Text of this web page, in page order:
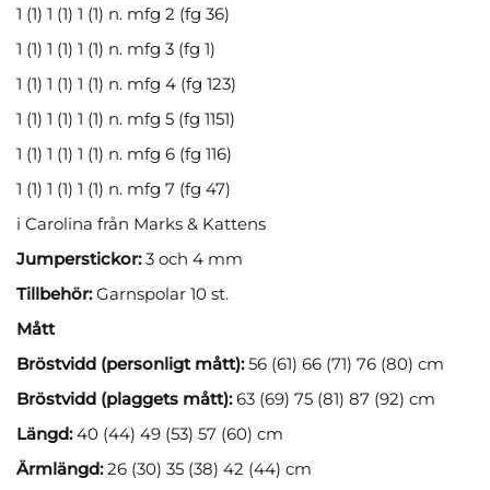
1 (1) 1 (1) 1 (1) n. mfg 2 (fg 36)
1 (1) 1 (1) 1 (1) n. mfg 3 (fg 1)
1 (1) 1 (1) 1 (1) n. mfg 4 (fg 123)
1 (1) 1 (1) 1 (1) n. mfg 5 (fg 1151)
1 (1) 1 (1) 1 (1) n. mfg 6 (fg 116)
1 (1) 1 (1) 1 (1) n. mfg 7 (fg 47)
i Carolina från Marks & Kattens
Jumperstickor:3 och 4 mm
Tillbehör:Garnspolar 10 st.
Mått
Bröstvidd (personligt mått):56 (61) 66 (71) 76 (80) cm
Bröstvidd (plaggets mått):63 (69) 75 (81) 87 (92) cm
Längd:40 (44) 49 (53) 57 (60) cm
Ärmlängd:26 (30) 35 (38) 42 (44) cm